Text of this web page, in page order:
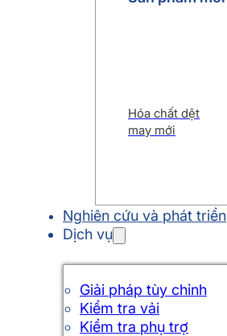
Hóa chất dệt
may mới
Nghiên cứu và phát triển
Dịch vụ
Giải pháp tùy chỉnh
Kiểm tra vải
Kiểm tra phụ trợ